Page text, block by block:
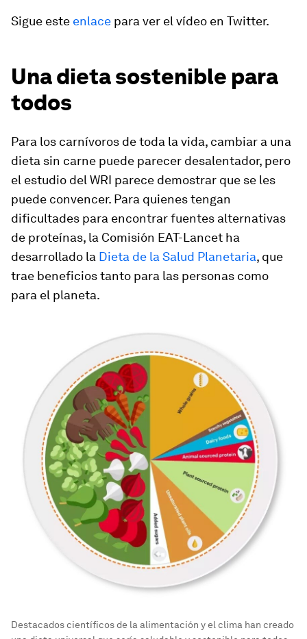
Sigue este enlace para ver el vídeo en Twitter.
Una dieta sostenible para
todos
Para los carnívoros de toda la vida, cambiar a una
dieta sin carne puede parecer desalentador, pero
el estudio del WRI parece demostrar que se les
puede convencer. Para quienes tengan
dificultades para encontrar fuentes alternativas
de proteínas, la Comisión EAT-Lancet ha
desarrollado la Dieta de la Salud Planetaria, que
trae beneficios tanto para las personas como
para el planeta.
Destacados científicos de la alimentación y el clima han creado